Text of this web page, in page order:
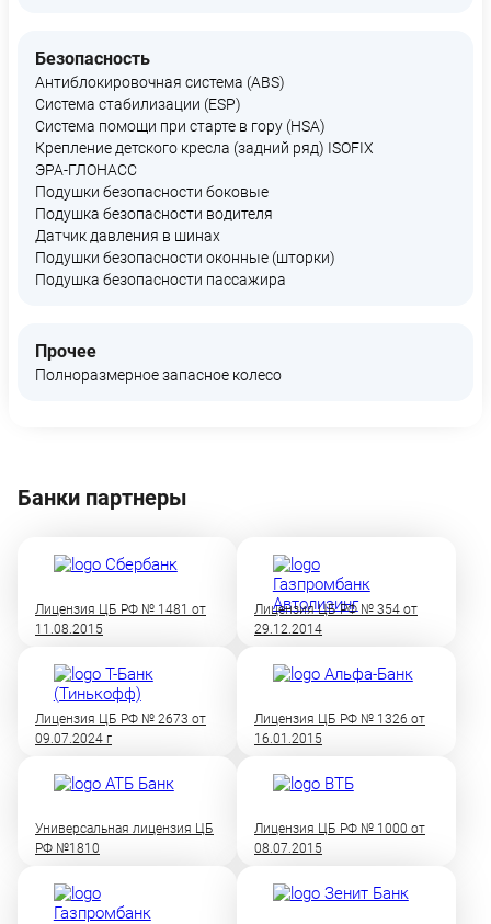
Безопасность
Антиблокировочная система (ABS)
Система стабилизации (ESP)
Система помощи при старте в гору (HSA)
Крепление детского кресла (задний ряд) ISOFIX
ЭРА-ГЛОНАСС
Подушки безопасности боковые
Подушка безопасности водителя
Датчик давления в шинах
Подушки безопасности оконные (шторки)
Подушка безопасности пассажира
Прочее
Полноразмерное запасное колесо
Банки партнеры
Лицензия ЦБ РФ № 1481 от
11.08.2015
Лицензия ЦБ РФ № 354 от
29.12.2014
Лицензия ЦБ РФ № 2673 от
09.07.2024 г
Лицензия ЦБ РФ № 1326 от
16.01.2015
Универсальная лицензия ЦБ
РФ №1810
Лицензия ЦБ РФ № 1000 от
08.07.2015